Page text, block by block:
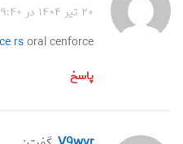
۲۰ تیر ۱۴۰۴ در ۹:۴۰ ب.ظ
rsoral cenforce
پاسخ